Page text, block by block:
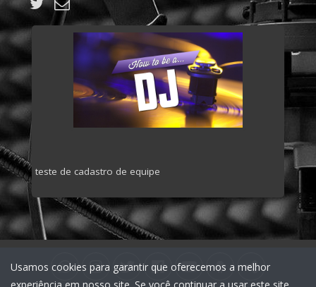
teste de cadastro de equipe
Usamos cookies para garantir que oferecemos a melhor